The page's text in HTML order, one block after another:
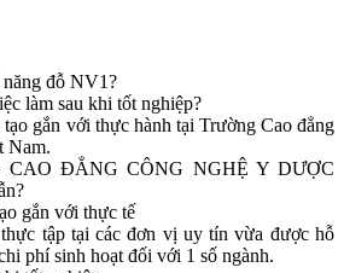
đỗ NV1?
làm sau khi tốt nghiệp?
gắn với thực hành tại Trường Cao đẳng
Nam.
CAO ĐẲNG CÔNG NGHỆ Y DƯỢC
gắn với thực tế
tập tại các đơn vị uy tín vừa được hỗ
phí sinh hoạt đối với 1 số ngành.